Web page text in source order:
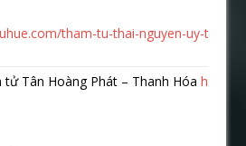
tham-tu-thai-nguyen-uy-tin-
tử Tân Hoàng Phát – Thanh Hóahttps://